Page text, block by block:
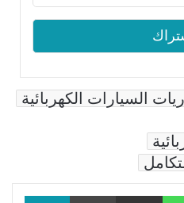
السيارات الكهربائية
WhatsAppمشاركة عبر البريد طباعة